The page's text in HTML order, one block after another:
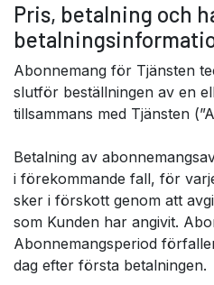
Pris, betalning och
Abonnemang för Tjänsten
slutför beställningen av en
tillsammans med Tjänsten
Betalning av
i förekommande fall, för
sker i förskott genom att
som Kunden har angivit.
Abonnemangsperiod
dag efter första betalningen.